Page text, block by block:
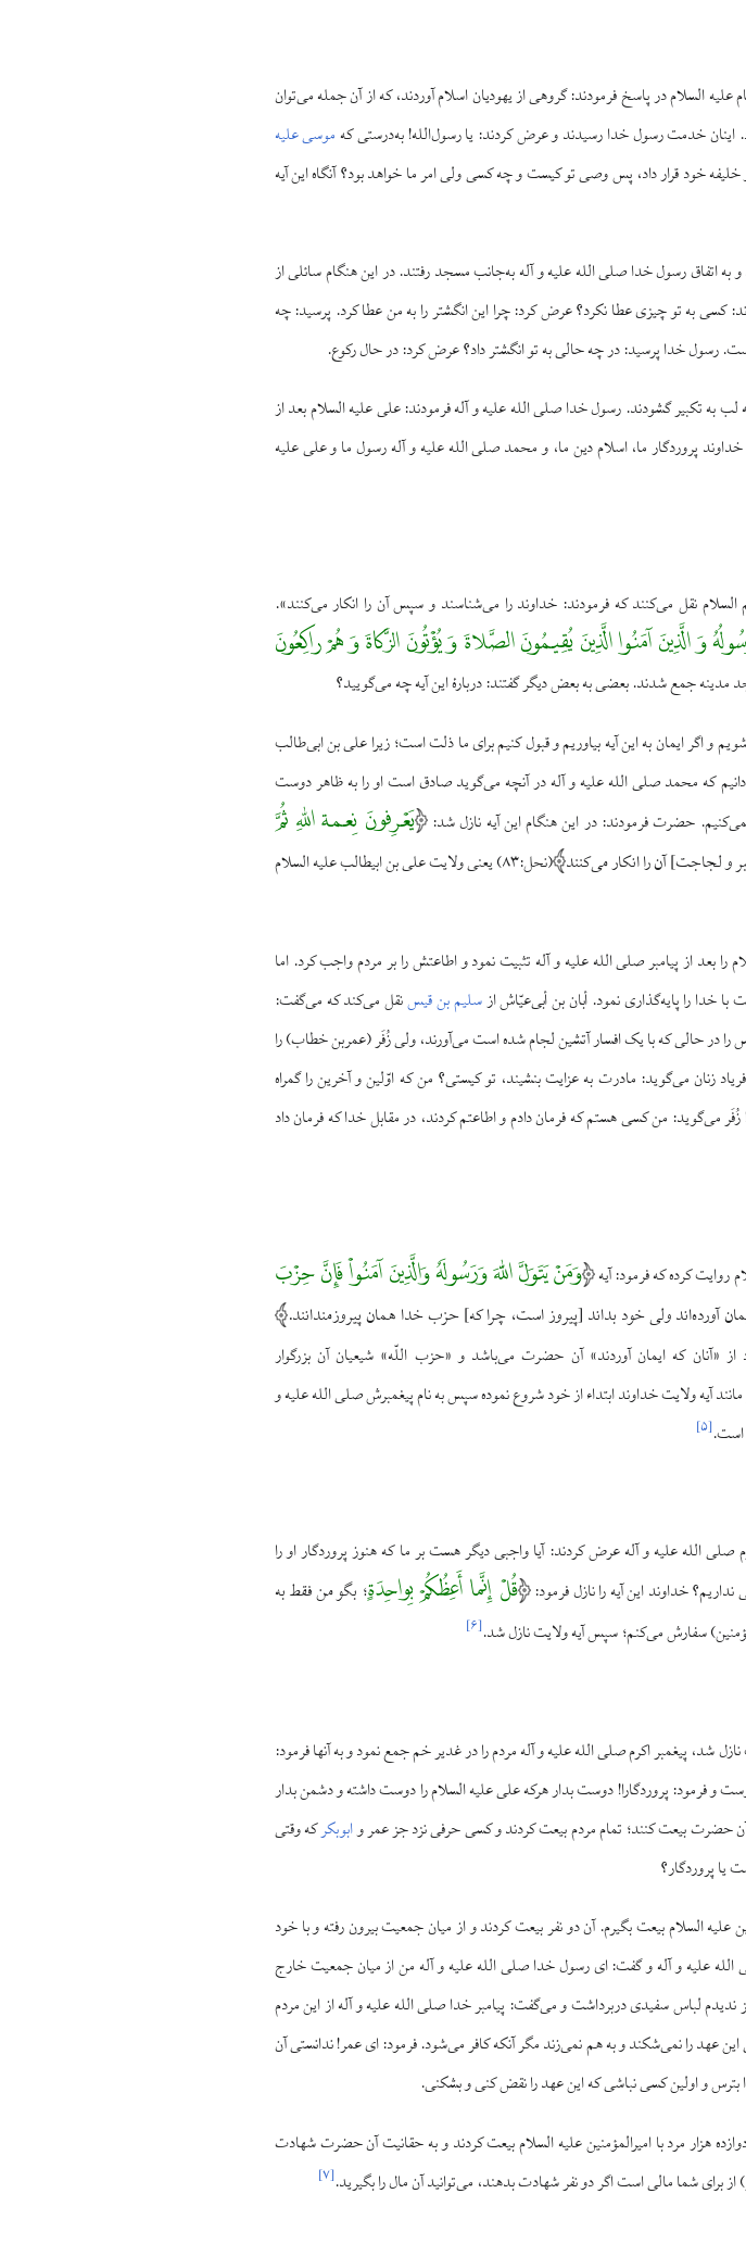
علیه السلام در پاسخ فرمودند: گروهی از یهودیان اسلام آوردند، که از آن جمله می‌توان
اینان خدمت رسول خدا رسیدند و عرض کردند: یا رسول‌الله! به‌درستی کهموسی علیه
خود قرار داد، پس وصی تو کیست و چه کسی ولی امر ما خواهد بود؟ آنگاه این آیه
اتفاق رسول خدا صلی الله علیه و آله به‌جانب مسجد رفتند. در این هنگام سائلی از
کسی به تو چیزی عطا نکرد؟ عرض کرد: چرا این انگشتر را به من عطا کرد. پرسید: چه
خدا پرسید: در چه حالی به تو انگشتر داد؟ عرض کرد: در حال رکوع.
تکبیر گشودند. رسول خدا صلی الله علیه و آله فرمودند: علی علیه السلام بعد از
پروردگار ما، اسلام دین ما، و محمد صلی الله علیه و آله رسول ما و علی علیه
السلام نقل می‌کنند که فرمودند: خداوند را می‌شناسند و سپس آن را انکار می‌کنند».
وَ الَّذِینَ آمَنُوا الَّذِینَ یُقِیمُونَ الصَّلاةَ وَ یُؤْتُونَ الزَّکاةَ وَ هُمْ راکِعُونَ
مدینه جمع شدند. بعضی به بعض دیگر گفتند: دربارهٔ این آیه چه می‌گویید؟
و اگر ایمان به این آیه بیاوریم و قبول کنیم برای ما ذلت است؛ زیرا علی بن ابی‌طالب
که محمد صلی الله علیه و آله در آنچه می‌گوید صادق است او را به ظاهر دوست
حضرت فرمودند: در این هنگام این آیه نازل شد: یَعْرِفونَ نِعمة اللهِ ثُمَّ
و لجاجت] آن را انکار می‌کنند
(نحل:۸۳) یعنی ولایت علی بن ابیطالب علیه السلام
را بعد از پیامبر صلی الله علیه و آله تثبیت نمود و اطاعتش را بر مردم واجب کرد. اما
خدا را پایه‌گذاری نمود. أبان بن أبی‌عیّاش ازسلیم بن قیسنقل می‌کند که می‌گفت:
را در حالی که با یک افسار آتشین لجام شده است می‌آورند، ولی زُفَر (عمربن خطاب) را
زنان می‌گوید: مادرت به عزایت بنشیند، تو کیستی؟ من که اوّلین و آخرین را گمراه
زُفَر می‌گوید: من کسی هستم که فرمان دادم و اطاعتم کردند، در مقابل خدا که فرمان داد
وَمَنْ یَتَوَلَّ اللّهَ وَرَسُولَهُ وَالَّذِینَ آمَنُواْ فَإِنَّ حِزْبَ
آورده‌اند ولی خود بداند [پیروز است، چرا که] حزب خدا همان پیروزمندانند.
مراد از «آنان که ایمان آوردند» آن حضرت می‌باشد و «حزب اللّه» شیعیان آن بزرگوار
آیه ولایت خداوند ابتداء از خود شروع نموده سپس به نام پیغمبرش صلی الله علیه و
است.[۵]
صلی الله علیه و آله عرض کردند: آیا واجبی دیگر هست بر ما که هنوز پروردگار او را
خداوند این آیه را نازل فرمود: قُلْ إِنَّما أَعِظُکُمْ بِواحِدَةٍ؛ بگو من فقط به
[۶]
شد، پیغمبر اکرم صلی الله علیه و آله مردم را در غدیر خم جمع نمود و به آنها فرمود:
و فرمود: پروردگارا! دوست بدار هرکه علی علیه السلام را دوست داشته و دشمن بدار
حضرت بیعت کنند؛ تمام مردم بیعت کردند و کسی حرفی نزد جز عمر وابوبکرکه وقتی
یا پروردگار؟
علیه السلام بیعت بگیرم. آن دو نفر بیعت کردند و از میان جمعیت بیرون رفته و با خود
علیه و آله و گفت: ای رسول خدا صلی الله علیه و آله من از میان جمعیت خارج
ندیدم لباس سفیدی دربرداشت و می‌گفت: پیامبر خدا صلی الله علیه و آله از این مردم
عهد را نمی‌شکند و به هم نمی‌زند مگر آنکه کافر می‌شود. فرمود: ای عمر! ندانستی آن
بترس و اولین کسی نباشی که این عهد را نقض کنی و بشکنی.
هزار مرد با امیرالمؤمنین علیه السلام بیعت کردند و به حقانیت آن حضرت شهادت
برای شما مالی است اگر دو نفر شهادت بدهند، می‌توانید آن مال را بگیرید.[۷]